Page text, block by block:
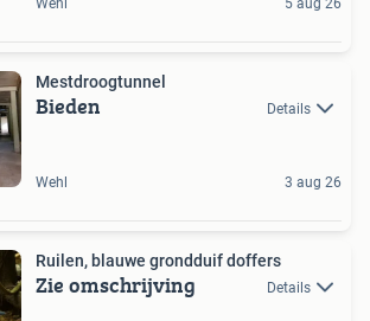
Wehl 5 aug 26
Mestdroogtunnel
Bieden Details
Wehl 3 aug 26
Ruilen, blauwe grondduif doffers
Zie omschrijving Details